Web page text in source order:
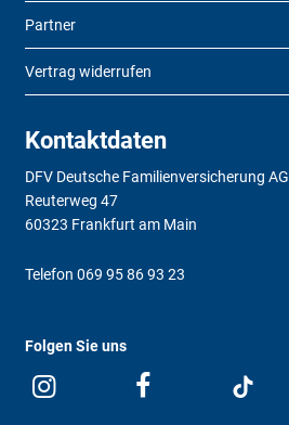
Partner
Vertrag widerrufen
Kontaktdaten
DFV Deutsche Familienversicherung AG
Reuterweg 47
60323 Frankfurt am Main
Telefon 069 95 86 93 23
Folgen Sie uns